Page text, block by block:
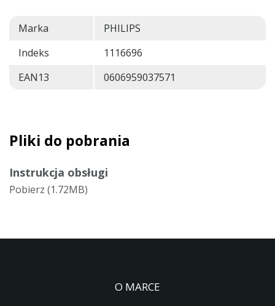
Marka
PHILIPS
Indeks
1116696
EAN13
0606959037571
Pliki do pobrania
Instrukcja obsługi
Pobierz (1.72MB)
O MARCE